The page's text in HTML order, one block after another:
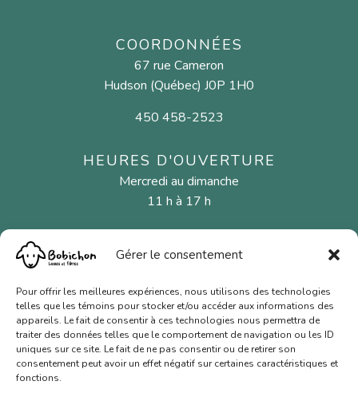
Gérer le consentement
Pour offrir les meilleures expériences, nous utilisons des technologies
telles que les témoins pour stocker et/ou accéder aux informations des
appareils. Le fait de consentir à ces technologies nous permettra de
traiter des données telles que le comportement de navigation ou les ID
uniques sur ce site. Le fait de ne pas consentir ou de retirer son
consentement peut avoir un effet négatif sur certaines caractéristiques et
fonctions.
COORDONNÉES
67 rue Cameron
Hudson (Québec) J0P 1H0
450 458-2523
HEURES D'OUVERTURE
Mercredi au dimanche
11 h à 17 h
MENU
Fibres naturelles
Aiguilles et crochets
Cartes-cadeaux
Nous joindre